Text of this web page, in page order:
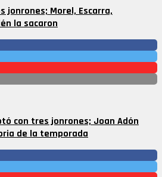
jonrones; Morel, Escarra,
la sacaron
con tres jonrones; Joan Adón
de la temporada